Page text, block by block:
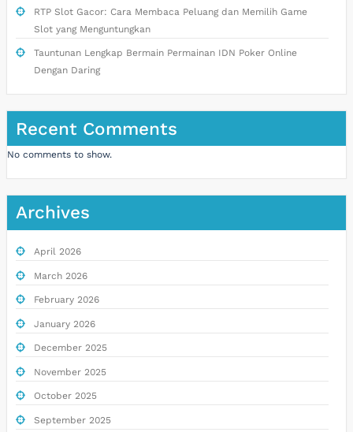
RTP Slot Gacor: Cara Membaca Peluang dan Memilih Game
Slot yang Menguntungkan
Tauntunan Lengkap Bermain Permainan IDN Poker Online
Dengan Daring
Recent Comments
No comments to show.
Archives
April 2026
March 2026
February 2026
January 2026
December 2025
November 2025
October 2025
September 2025